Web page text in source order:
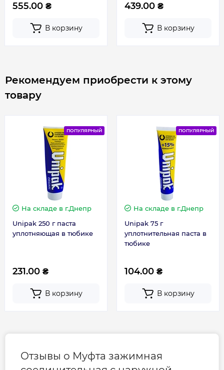
555.00 ₴
В корзину
439.00 ₴
В корзину
Рекомендуем приобрести к этому
товару
ПОПУЛЯРНЫЙ
На складе в г.Днепр
Unipak 250 г паста
уплотняющая в тюбике
231.00 ₴
В корзину
ПОПУЛЯРНЫЙ
На складе в г.Днепр
Unipak 75 г
уплотнительная паста в
тюбике
104.00 ₴
В корзину
Отзывы о Муфта зажимная